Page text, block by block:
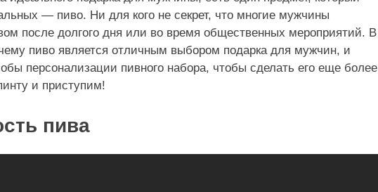
— пиво. Ни для кого не секрет, что многие мужчины
после долгого дня или во время общественных мероприятий. В
пиво является отличным выбором подарка для мужчин, и
персонализации пивного набора, чтобы сделать его еще более
и приступим!
пива